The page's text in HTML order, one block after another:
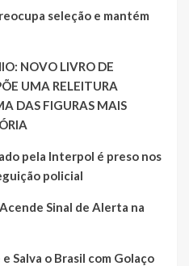
seleção e mantém
NOVO LIVRO DE
UMA RELEITURA
DAS FIGURAS MAIS
pela Interpol é preso nos
policial
Sinal de Alerta na
Salva o Brasil com Golaço